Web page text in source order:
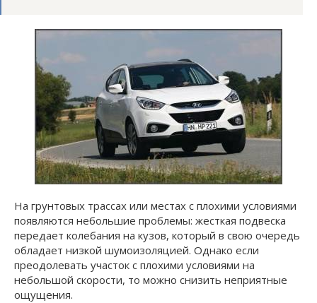
На грунтовых трассах или местах с плохими условиями
появляются небольшие проблемы: жесткая подвеска
передает колебания на кузов, который в свою очередь
обладает низкой шумоизоляцией. Однако если
преодолевать участок с плохими условиями на
небольшой скорости, то можно снизить неприятные
ощущения.